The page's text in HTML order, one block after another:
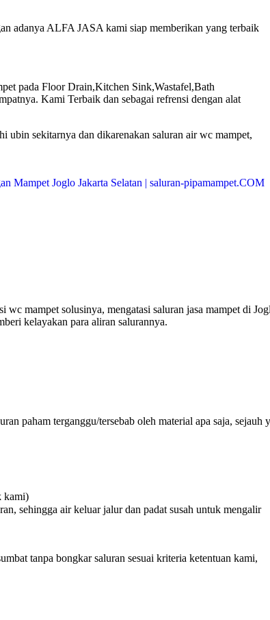
adanya ALFA JASA kami siap memberikan yang terbaik
pada Floor Drain,Kitchen Sink,Wastafel,Bath
Kami Terbaik dan sebagai refrensi dengan alat
ubin sekitarnya dan dikarenakan saluran air wc mampet,
mampet solusinya, mengatasi saluran jasa mampet di
kelayakan para aliran salurannya.
paham terganggu/tersebab oleh material apa saja, sejauh
kami)
sehingga air keluar jalur dan padat susah untuk mengalir
tanpa bongkar saluran sesuai kriteria ketentuan kami,